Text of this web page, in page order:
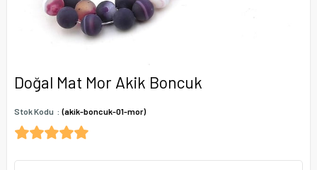
Doğal Mat Mor Akik Boncuk
Stok Kodu (akik-boncuk-01-mor)